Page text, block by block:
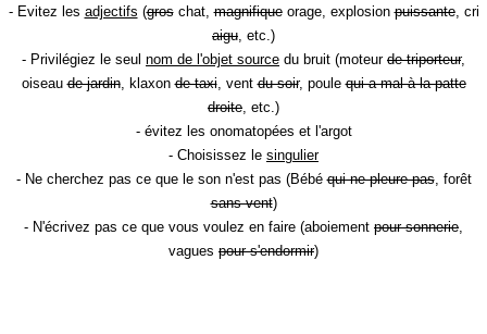
- Evitez les adjectifs (groschat,magnifiqueorage, explosionpuissante, cri
aigu , etc.)
- Privilégiez le seul nom de l'objet source du bruit (moteur de triporteur,
oiseaude jardin, klaxonde taxi, ventdu soir, poulequi a mal à la patte
droite , etc.)
- évitez les onomatopées et l'argot
- Choisissez le singulier
- Ne cherchez pas ce que le son n'est pas (Bébéqui ne pleure pas, forêt
sans vent)
- N'écrivez pas ce que vous voulez en faire (aboiement pour sonnerie
vagues pour s'endormir)